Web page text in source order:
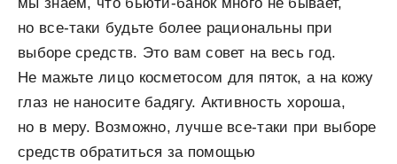
но все-таки будьте более рациональны при
выборе средств. Это вам совет на весь год.
Не мажьте лицо косметосом для пяток, а на кожу
глаз не наносите бадягу. Активность хороша,
но в меру. Возможно, лучше все-таки при выборе
средств обратиться за помощью